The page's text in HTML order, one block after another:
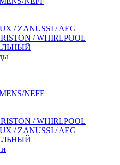
/ ZANUSSI / AEG
/ WHIRLPOOL
NEFF
/ WHIRLPOOL
/ ZANUSSI / AEG